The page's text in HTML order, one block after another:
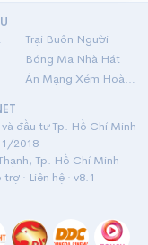
Trại Buôn Người
Bóng Ma Nhà Hát
Án Mạng Xém Hoàn Hảo
đầu tư Tp. Hồ Chí Minh
2018
Tp. Hồ Chí Minh
trợ · Liên hệ · v8.1